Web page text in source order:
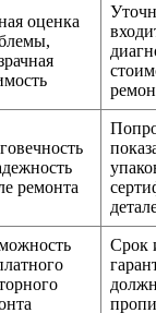
оценка
ремонта
Срок